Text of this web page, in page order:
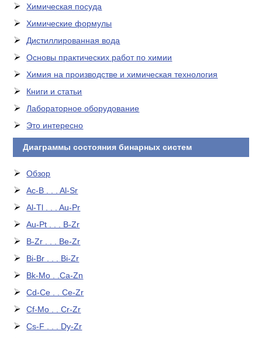
Химическая посуда
Химические формулы
Дистиллированная вода
Основы практических работ по химии
Химия на производстве и химическая технология
Книги и статьи
Лабораторное оборудование
Это интересно
Диаграммы состояния бинарных систем
Обзор
Ac-B . . . Al-Sr
Al-Tl . . . Au-Pr
Au-Pt . . . B-Zr
B-Zr . . . Be-Zr
Bi-Br . . . Bi-Zr
Bk-Mo . .Ca-Zn
Cd-Ce . . Ce-Zr
Cf-Mo . . Cr-Zr
Cs-F . . . Dy-Zr